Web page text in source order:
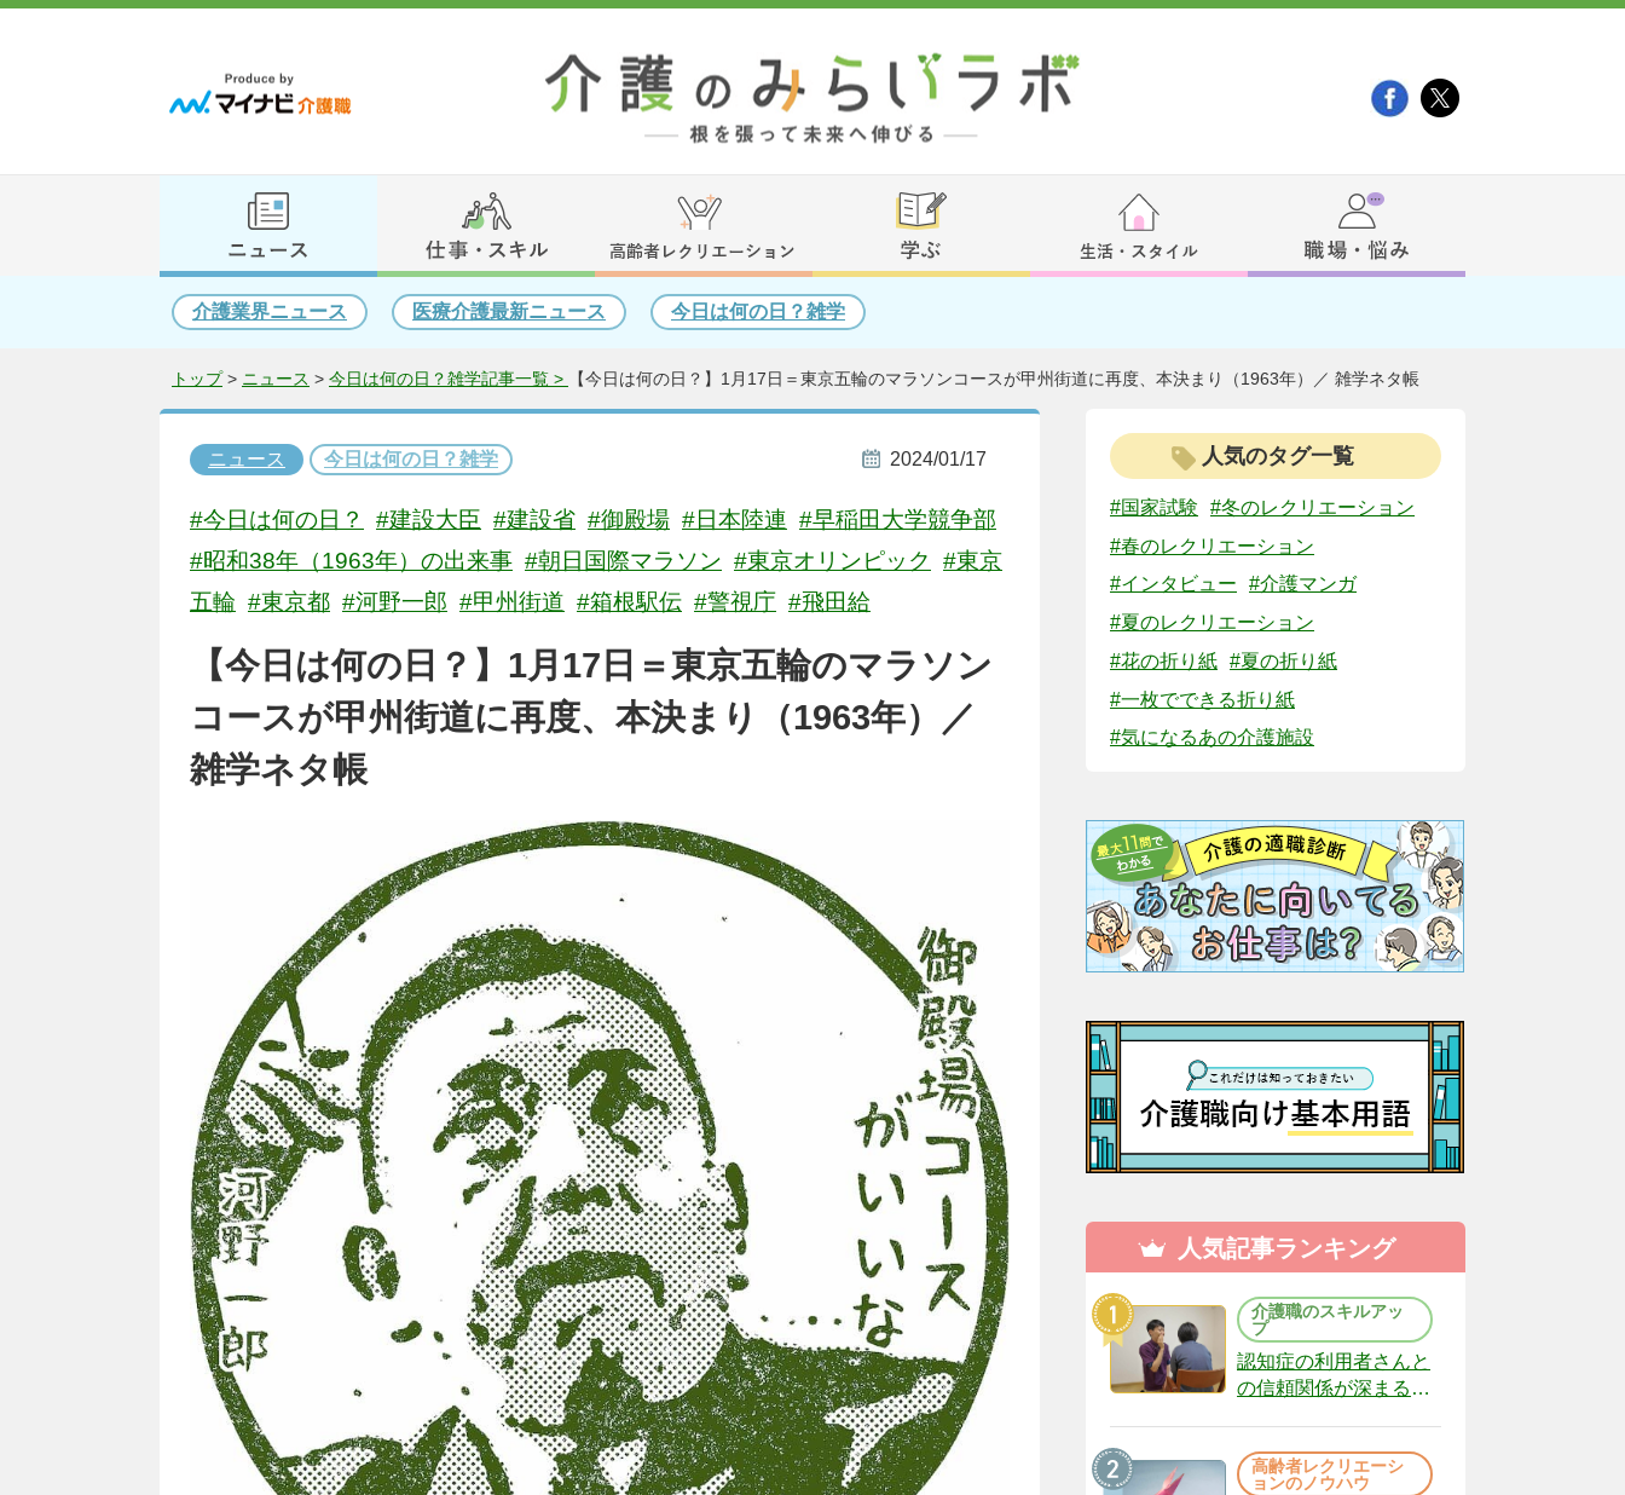
介護業界ニュース 医療介護最新ニュース 今日は何の日？雑学
トップ> ニュース > 今日は何の日？雑学記事一覧 > 【今日は何の日？】1月17日＝東京五輪のマラソンコースが甲州街道に再度、本決まり（1963年）／ 雑学ネタ帳
ニュース 今日は何の日？雑学 2024/01/17
#今日は何の日？ #建設大臣 #建設省 #御殿場 #日本陸連 #早稲田大学競争部
#昭和38年（1963年）の出来事 #朝日国際マラソン #東京オリンピック
#東京
五輪 #東京都 #河野一郎 #甲州街道 #箱根駅伝 #警視庁 #飛田給
【今日は何の日？】1月17日＝東京五輪のマラソン
コースが甲州街道に再度、本決まり（1963年）／
雑学ネタ帳
人気のタグ一覧
#国家試験
#冬のレクリエーション
#春のレクリエーション
#インタビュー
#介護マンガ
#夏のレクリエーション
#花の折り紙 #夏の折り紙
#一枚でできる折り紙
#気になるあの介護施設
人気記事ランキング
介護職のスキルアッ
プ
認知症の利用者さんと
の信頼関係が深まる声
（22）
高齢者レクリエーシ
ョンのノウハウ